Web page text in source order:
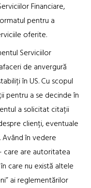
Financiare,
pentru a
oferite.
Serviciilor
de anvergură
în US. Cu scopul
pentru a se decinde în
a solicitat citații
clienți, eventuale
Având în vedere
care are autoritatea
care nu există altele
ai reglementărilor